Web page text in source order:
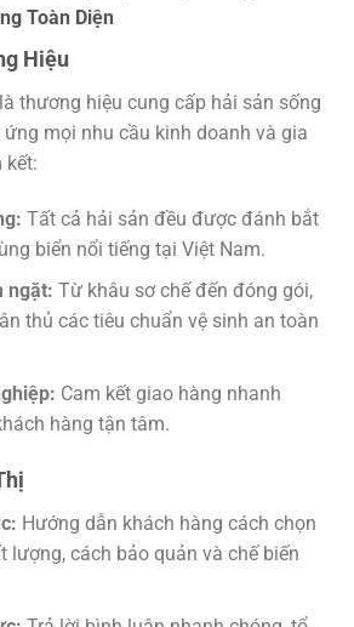
Toàn Diện
Hiệu
thương hiệu cung cấp hải sản sống
mọi nhu cầu kinh doanh và gia
kết:
Tất cả hải sản đều được đánh bắt
biển nổi tiếng tại Việt Nam.
ngặt: Từ khâu sơ chế đến đóng gói,
thủ các tiêu chuẩn vệ sinh an toàn
Cam kết giao hàng nhanh
hàng tận tâm.
Hướng dẫn khách hàng cách chọn
lượng, cách bảo quản và chế biến